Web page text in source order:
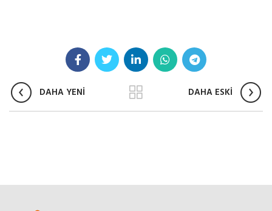
DAHA YENİ DAHA ESKİ